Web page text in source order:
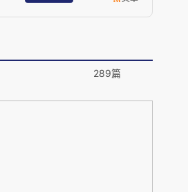
识与实际工作经验，还拥有深
作经验和广泛的国际合作渠
引入中国，并翻译为“普惠金
词。之后一直致力于普惠金融体
建立，推动普惠金融体系建设
P2P行业的自律委员会，推动
289篇